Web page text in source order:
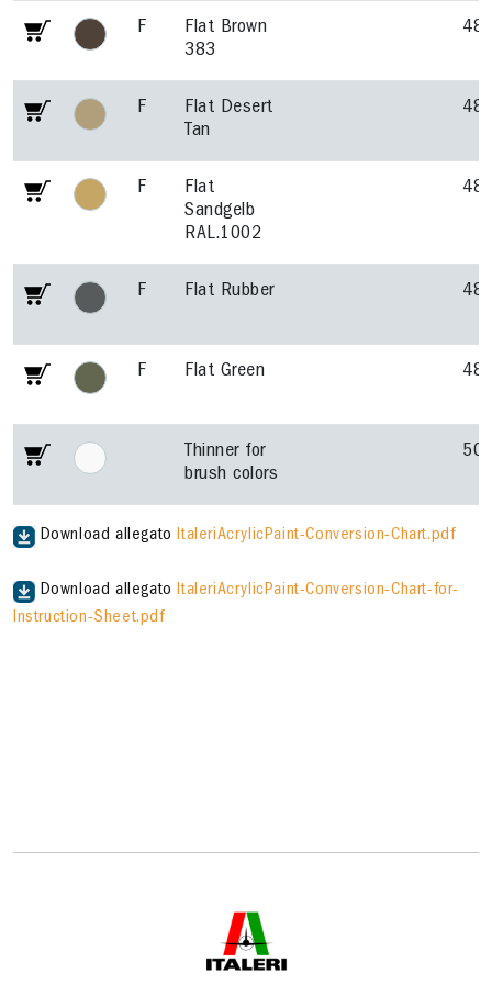
F
Flat Brown
383
F
Flat Desert
Tan
F
Flat
Sandgelb
RAL.1002
F Flat Rubber
F Flat Green
Thinner for
brush colors
Download allegatoItaleriAcrylicPaint-Conversion-Chart.pdf
Download allegatoItaleriAcrylicPaint-Conversion-Chart-for-
Instruction-Sheet.pdf